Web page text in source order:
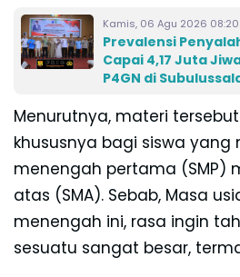
Kamis, 06 Agu 2026 08:20
Prevalensi
Capai 4,17 Juta
P4GN di
Menurutnya, materi
khususnya bagi siswa yang
menengah pertama (SMP)
atas (SMA). Sebab, Masa
menengah ini, rasa ingin
sesuatu sangat besar,